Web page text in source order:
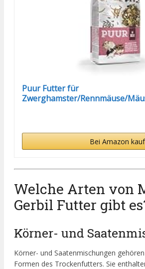
Puur Futter für
Zwerghamster/Rennmäuse/
Bei Amazon
Welche Arten von
Gerbil Futter gibt
Körner- und
Körner- und Saatenmischungen
Formen des Trockenfutters. Sie